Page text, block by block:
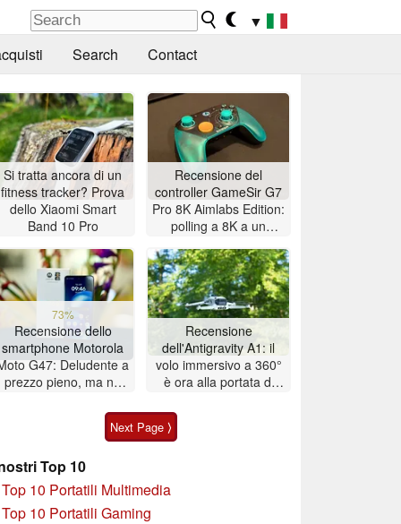
▼
Search Contact
Si tratta ancora di un
fitness tracker? Prova
dello Xiaomi Smart
Band 10 Pro
Recensione del
controller GameSir G7
Pro 8K Aimlabs Edition:
polling a 8K a un
73%
Recensione dello
smartphone Motorola
G47: Deludente a
prezzo pieno, ma ne
acquistato in offerta
Recensione
dell'Antigravity A1: il
volo immersivo a 360°
è ora alla portata di
Next Page ⟩
Top 10
Top 10 Portatili Multimedia
Top 10 Portatili Gaming